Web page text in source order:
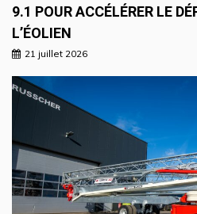
9.1 POUR ACCÉLÉRER LE
L’ÉOLIEN
21 juillet 2026